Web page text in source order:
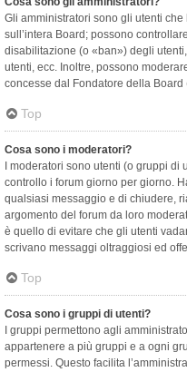
Gli amministratori sono gli utenti
sull’intera Board; possono
disabilitazione (o «ban») degli
utenti, ecc. Inoltre, possono
concesse dal Fondatore della
Top
Cosa sono i moderatori?
I moderatori sono utenti (o gruppi
controllo i forum giorno per giorno.
qualsiasi messaggio e di chiudere,
argomento del forum da loro
è quello di evitare che gli utenti
scrivano messaggi oltraggiosi ed
Top
Cosa sono i gruppi di utenti?
I gruppi permettono agli
appartenere a più gruppi e a ogni
permessi. Questo facilita